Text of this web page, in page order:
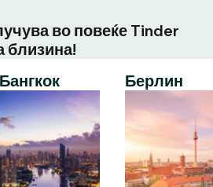
во повеќе Tinder
близина!
Бангкок Берлин